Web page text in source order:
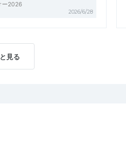
ー2026
2026/6/28
見る